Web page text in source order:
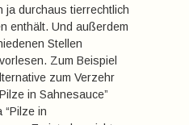
ja durchaus tierrechtlich
enthält. Und außerdem
Stellen
Zum Beispiel
zum Verzehr
in Sahnesauce”
“Pilze in